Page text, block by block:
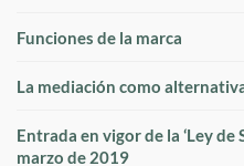
Funciones de la marca
La mediación como
Entrada en vigor de la ‘Ley de
marzo de 2019